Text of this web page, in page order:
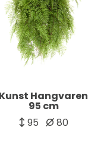
Kunst Hangvaren
95 cm
95
80